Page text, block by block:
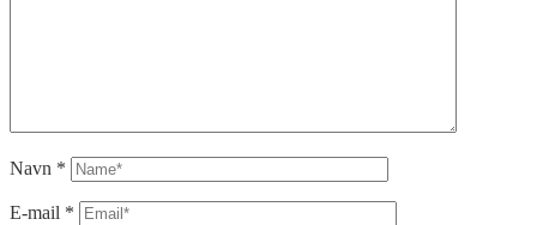
Navn *
E-mail *